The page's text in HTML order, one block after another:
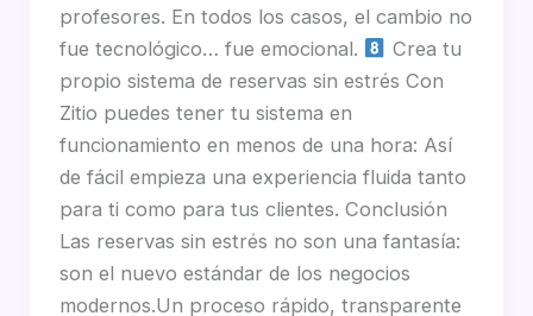
profesores. En todos los casos, el cambio no
fue tecnológico… fue emocional.
Crea tu
propio sistema de reservas sin estrés Con
Zitio puedes tener tu sistema en
funcionamiento en menos de una hora: Así
de fácil empieza una experiencia fluida tanto
para ti como para tus clientes. Conclusión
Las reservas sin estrés no son una fantasía:
son el nuevo estándar de los negocios
modernos.Un proceso rápido, transparente